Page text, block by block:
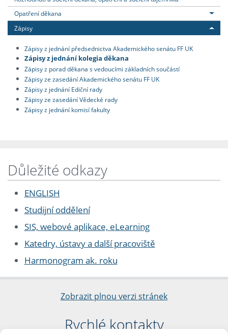
Opatření děkana
Zápisy
Zápisy z jednání předsednictva Akademického senátu FF UK
Zápisy z jednání kolegia děkana
Zápisy z porad děkana s vedoucími základních součástí
Zápisy ze zasedání Akademického senátu FF UK
Zápisy z jednání Ediční rady
Zápisy ze zasedání Vědecké rady
Zápisy z jednání komisí fakulty
Důležité odkazy
ENGLISH
Studijní oddělení
SIS, webové aplikace, eLearning
Katedry, ústavy a další pracoviště
Harmonogram ak. roku
Zobrazit plnou verzi stránek
Rychlé kontakty